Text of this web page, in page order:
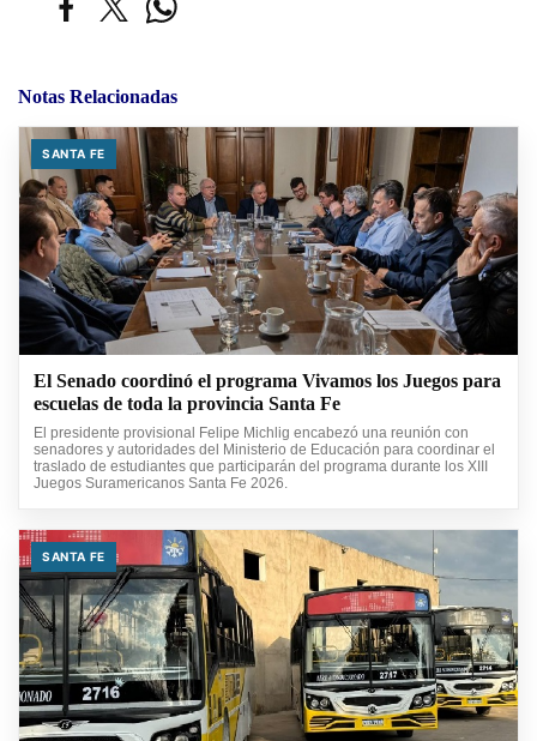
Notas Relacionadas
SANTA FE
El Senado coordinó el programa Vivamos los Juegos para
escuelas de toda la provincia Santa Fe
El presidente provisional Felipe Michlig encabezó una reunión con
senadores y autoridades del Ministerio de Educación para coordinar el
traslado de estudiantes que participarán del programa durante los XIII
Juegos Suramericanos Santa Fe 2026.
SANTA FE